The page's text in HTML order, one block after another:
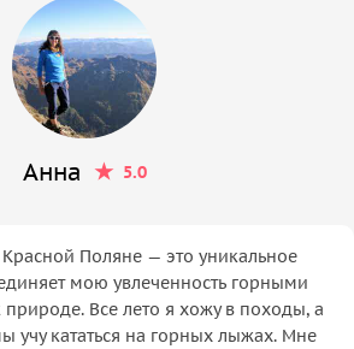
Анна 5.0
Поляне — это уникальное
мою увлеченность горными
Все лето я хожу в походы, а
учу кататься на горных лыжах. Мне